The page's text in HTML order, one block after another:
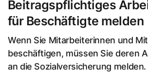
Beitragspflichtiges
für Beschäftigte melden
Wenn Sie Mitarbeiterinnen und
beschäftigen, müssen Sie deren
an die Sozialversicherung melden.